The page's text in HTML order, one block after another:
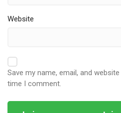
Website
Save my name, email, and
time I comment.